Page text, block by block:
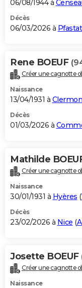
06/08/1944 à
Décès
06/03/2026 à
Rene BOEUF
Créer une cagnotte
Naissance
13/04/1931 à
Décès
01/03/2026 à
Mathilde
Créer une cagnotte
Naissance
30/01/1931 à Hyères (
Décès
23/02/2026 à Nice (
Josette BOEUF
Créer une cagnotte
Naissance